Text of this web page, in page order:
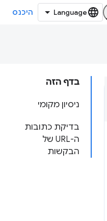
היכנס
בדף הזה
ניסיון מקומי
בדיקת כתובות
ה-URL של
הבקשות